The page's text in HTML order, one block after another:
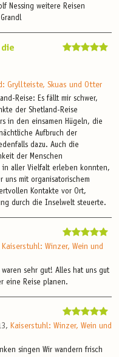
Nessing weitere Reisen
Gryllteiste, Skuas und Otter
Reise: Es fällt mir schwer,
der Shetland-Reise
in den einsamen Hügeln, die
Aufbruch der
dazu. Auch die
der Menschen
in aller Vielfalt erleben konnten,
uns mit organisatorischem
Kontakte vor Ort,
durch die Inselwelt steuerte.
Kaiserstuhl: Winzer, Wein und
sehr gut! Alles hat uns gut
eine Reise planen.
Kaiserstuhl: Winzer, Wein und
singen Wir wandern frisch